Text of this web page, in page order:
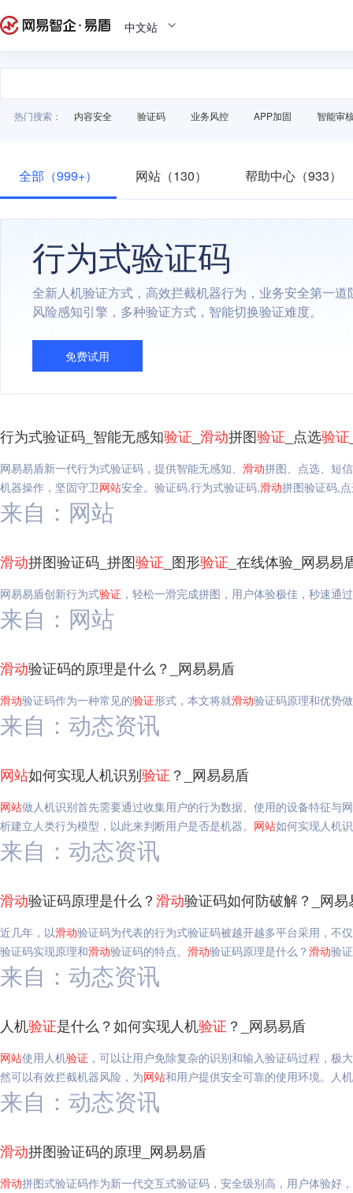
中文站
热门搜索： 内容安全 验证码 业务风控 APP加固 智能审
全部（999+） 网站（130） 帮助中心（933）
行为式验证码
全新人机验证方式，高效拦截机器行为，业务安全第一道
风险感知引擎，多种验证方式，智能切换验证难度。
免费试用
行为式验证码_智能无感知验证 滑动拼图验证 _点选验证
网易易盾新一代行为式验证码，提供智能无感知、 滑动拼图、点选、短
机器操作，坚固守卫网站安全。验证码,行为式验证码,滑动拼图验证码,
来自：网站
滑动拼图验证码_拼图验证 _图形验证 _在线体验_网易易
网易易盾创新行为式验证 ，轻松一滑完成拼图，用户体验极佳，秒速通过
来自：网站
滑动验证码的原理是什么？_网易易盾
滑动验证码作为一种常见的验证形式，本文将就滑动验证码原理和优势
来自：动态资讯
网站如何实现人机识别验证 ？_网易易盾
网站做人机识别首先需要通过收集用户的行为数据、使用的设备特征与
析建立人类行为模型，以此来判断用户是否是机器。 网站如何实现人机
来自：动态资讯
滑动验证码原理是什么？滑动验证码如何防破解？_网易
近几年，以滑动验证码为代表的行为式验证码被越开越多平台采用，不
验证码实现原理和滑动验证码的特点。 滑动验证码原理是什么？ 滑动验
来自：动态资讯
人机验证是什么？如何实现人机验证 ？_网易易盾
网站使用人机验证 ，可以让用户免除复杂的识别和输入验证码过程，极
然可以有效拦截机器风险，为网站和用户提供安全可靠的使用环境。人机
来自：动态资讯
滑动拼图验证码的原理_网易易盾
滑动拼图式验证码作为新一代交互式验证码，安全级别高，用户体验好